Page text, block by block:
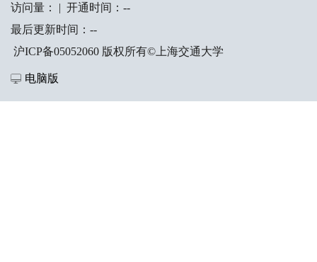
访问量：
| 开通时间： --
最后更新时间： --
沪ICP备05052060 版权所有©上海交通大学
电脑版